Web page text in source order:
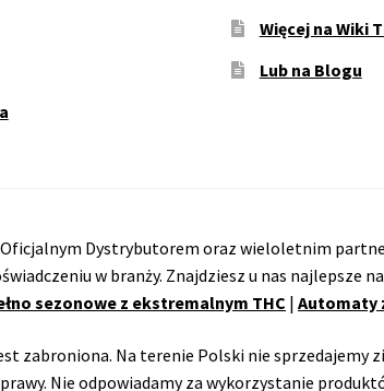
Więcej na Wiki
Lub na Blogu
Dystrybutorem oraz wieloletnim
w branży. Znajdziesz u nas najlepsze
sezonowe z ekstremalnym THC | Automaty
zabroniona. Na terenie Polski nie sprzedajemy
Nie odpowiadamy za wykorzystanie